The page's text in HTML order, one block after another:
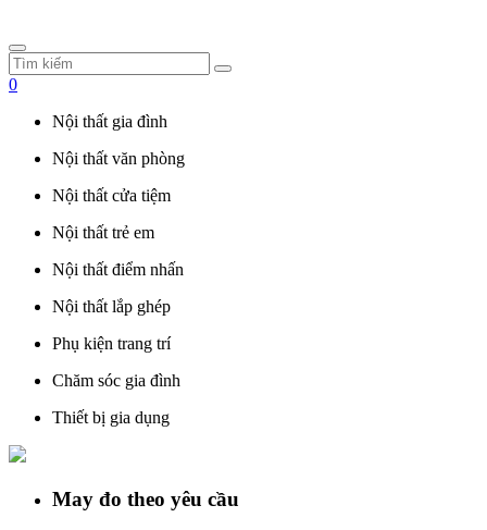
0
Nội thất gia đình
Nội thất văn phòng
Nội thất cửa tiệm
Nội thất trẻ em
Nội thất điểm nhấn
Nội thất lắp ghép
Phụ kiện trang trí
Chăm sóc gia đình
Thiết bị gia dụng
May đo theo yêu cầu